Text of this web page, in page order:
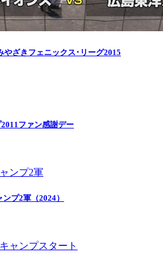
やざきフェニックス･リーグ2015
ファン感謝デー
プ2軍（2024）